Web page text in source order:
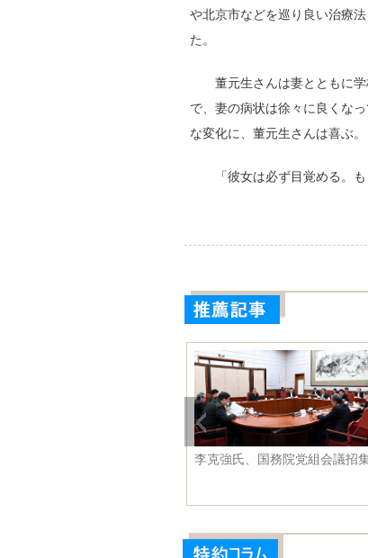
や北京市などを巡り良い治療
た。
董元生さんは妻とともに
で、妻の病状は徐々に良くな
な変化に、董元生さんは喜ぶ。
「彼女は必ず目覚める。
李克強氏、国務院党組会議招